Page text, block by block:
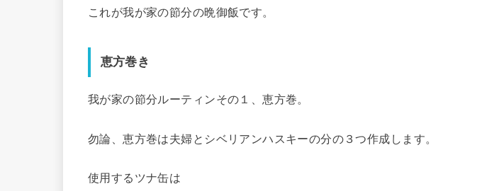
これが我が家の節分の晩御飯です。
恵方巻き
我が家の節分ルーティンその１、恵方巻。
勿論、恵方巻は夫婦とシベリアンハスキーの分の３つ作成します。
使用するツナ缶は